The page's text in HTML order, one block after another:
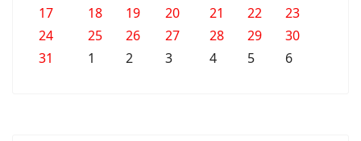
17
18 19 20 21 22
23
24
25 26 27 28 29
30
31
1 2 3 4 5 6